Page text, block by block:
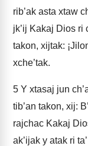
rib’ak asta xtaw
jk’ij Kakaj Dios ri
takon, xijtak:
xche’tak.
5 Y xtasaj jun
tib’an takon, xij:
rajchac Kakaj
ak’ijak y atak ri